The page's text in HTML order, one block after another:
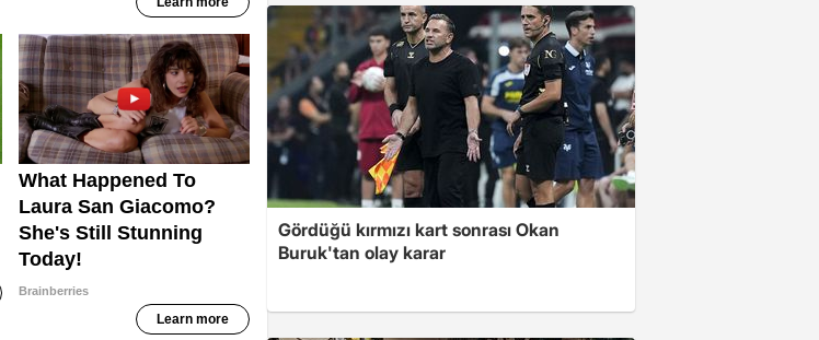
Gördüğü kırmızı kart sonrası Okan
Buruk'tan olay karar